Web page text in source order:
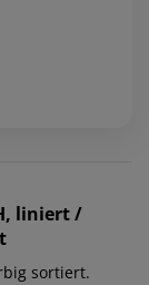
liniert /
sortiert.